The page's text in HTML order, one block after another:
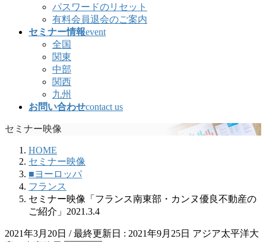
パスワードのリセット
有料会員退会のご案内
セミナー情報event
全国
関東
中部
関西
九州
お問い合わせcontact us
セミナー映像
HOME
セミナー映像
■ヨーロッパ
フランス
セミナー映像「フランス南東部・カンヌ優良不動産の
ご紹介」2021.3.4
2021年3月20日 / 最終更新日 : 2021年9月25日 アジア太平洋大